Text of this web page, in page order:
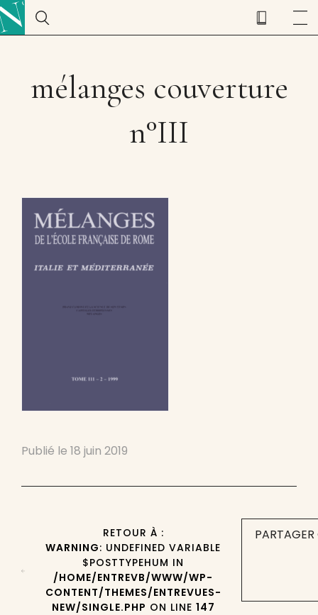
mélanges couverture
n°III
Publié le 18 juin 2019
RETOUR À :
WARNING: UNDEFINED VARIABLE
$POSTTYPEHUM IN
/HOME/ENTREVB/WWW/WP-
CONTENT/THEMES/ENTREVUES-
NEW/SINGLE.PHP ON LINE 147